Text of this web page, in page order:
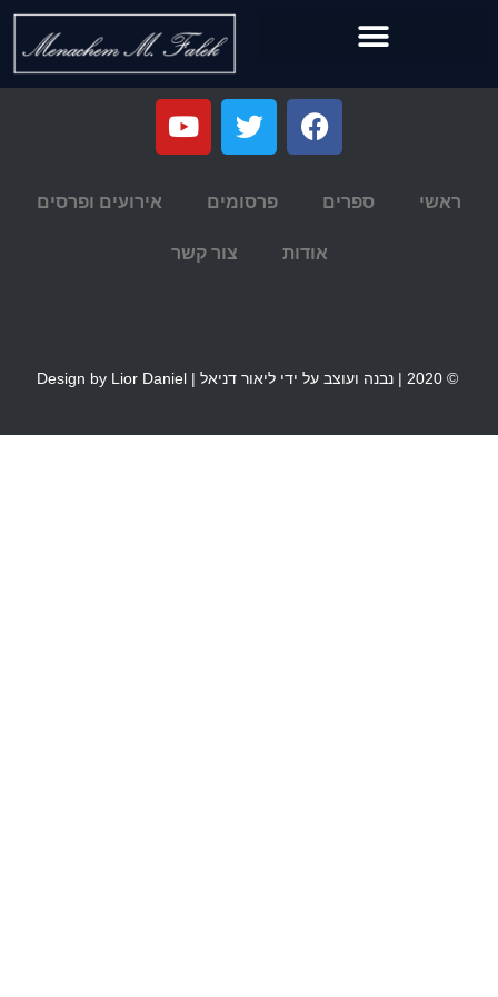
ראשי ספרים פרסומים אירועים ופרסים
אודות צור קשר
© 2020 | נבנה ועוצב על ידי ליאור דניאל | Design by Lior Daniel